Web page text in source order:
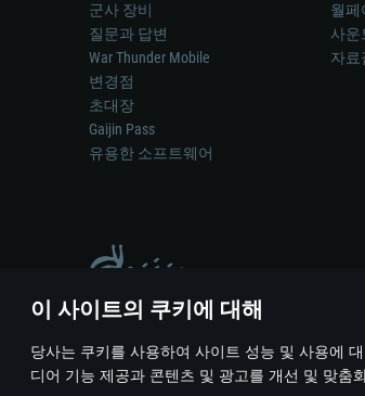
이 사이트의 쿠키에 대해
당사는 쿠키를 사용하여 사이트 성능 및 사용에
디어 기능 제공과 콘텐츠 및 광고를 개선 및 맞춤
군사 장비
질문과 답변
War Thunder Mobile
변경점
초대장
Gaijin Pass
유용한 소프트웨어
월페
사운
자료
게임 에서 어떠한 현실의 무기나 차량을
© 2011—2026 Gaijin Games Kft. All
이용 약관